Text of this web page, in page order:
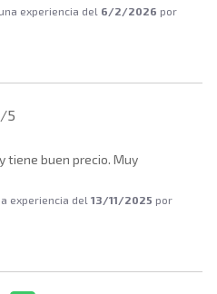
experiencia del 6/2/2026 por
/5
tiene buen precio. Muy
experiencia del13/11/2025 por